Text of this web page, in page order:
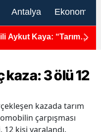
Antalya Ekonomi
Aykut Kaya: “Tarım
kaza: 3 ölü 12
kazada tarım
çarpışması
12 kişi yaralandı.